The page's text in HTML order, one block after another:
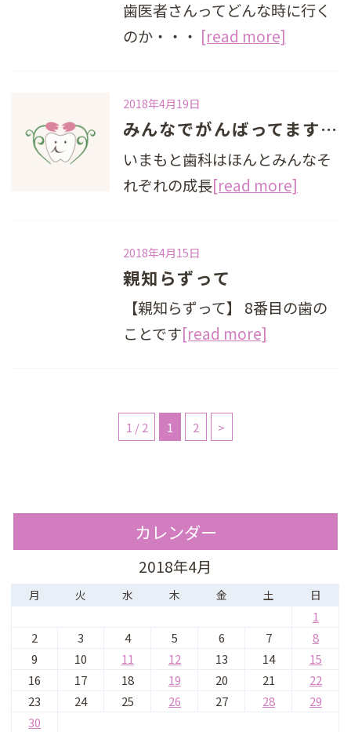
歯医者さんってどんな時に行く
のか・・・ [read more]
2018年4月19日
みんなでがんばってます！！
いまもと歯科はほんとみんなそ
れぞれの成長[read more]
2018年4月15日
親知らずって
【親知らずって】 8番目の歯の
ことです[read more]
1 / 2 1 2 >
カレンダー
2018年4月
月 火 水 木 金 土 日
1
2
3 4 5 6 7
8
9
10 11 12 13 14
15
16
17 18 19 20 21
22
23
24 25 26 27 28
29
30